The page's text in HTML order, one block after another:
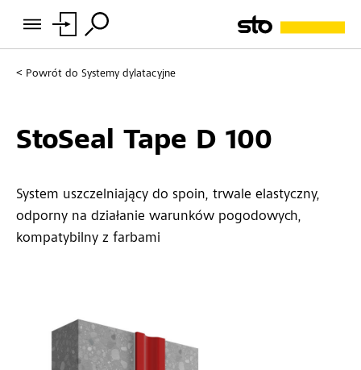
Powrót do Systemy dylatacyjne
StoSeal Tape D 100
System uszczelniający do spoin, trwale elastyczny,
odporny na działanie warunków pogodowych,
kompatybilny z farbami